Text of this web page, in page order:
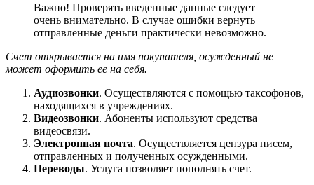
Важно! Проверять введенные данные следует
очень внимательно. В случае ошибки вернуть
отправленные деньги практически невозможно.
Счет открывается на имя покупателя, осужденный не
может оформить ее на себя.
Аудиозвонки. Осуществляются с помощью таксофонов,
находящихся в учреждениях.
Видеозвонки. Абоненты используют средства
видеосвязи.
Электронная почта. Осуществляется цензура писем,
отправленных и полученных осужденными.
Переводы. Услуга позволяет пополнять счет.